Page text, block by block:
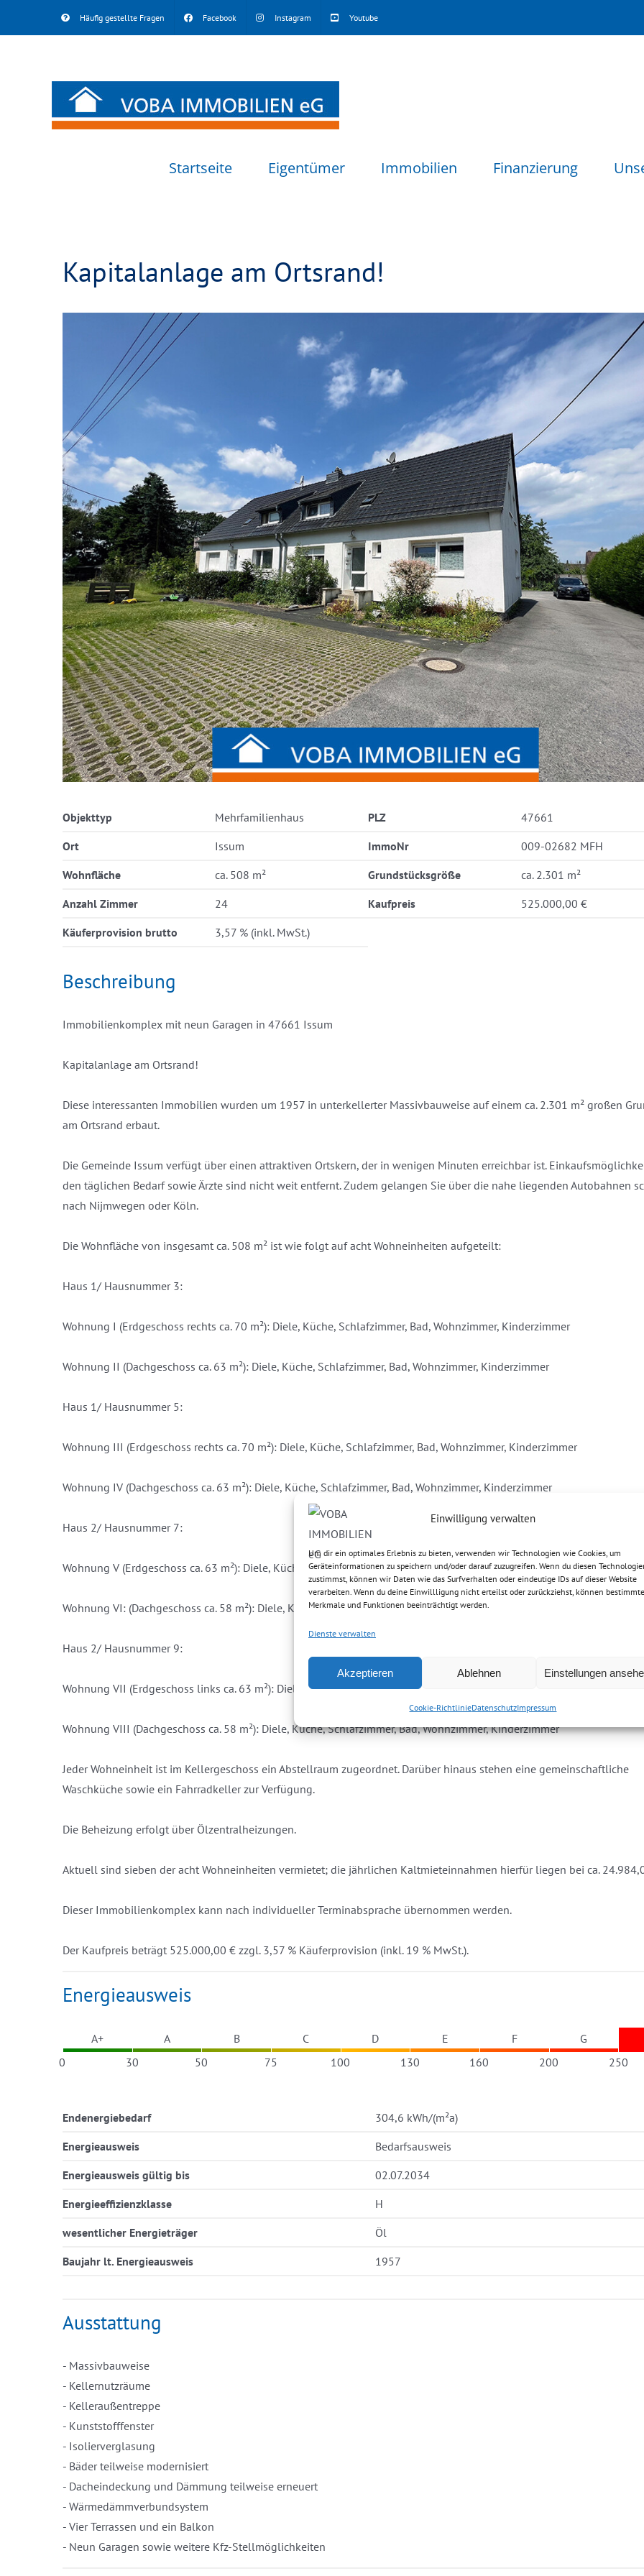
Einwilligung verwalten
Um dir ein optimales Erlebnis zu bieten, verwenden wir Technologien wie Cookies, um
Geräteinformationen zu speichern und/oder darauf zuzugreifen. Wenn du diesen
zustimmst, können wir Daten wie das Surfverhalten oder eindeutige IDs auf dieser Website
verarbeiten. Wenn du deine Einwillligung nicht erteilst oder zurückziehst, können bestimmte
Merkmale und Funktionen beeinträchtigt werden.
Dienste verwalten
Akzeptieren Ablehnen Einstellungen
Cookie-RichtlinieDatenschutzImpressum
Häufig gestellte Fragen Facebook Instagram Youtube
Startseite Eigentümer Immobilien Finanzierung
Kapitalanlage am Ortsrand!
Objekttyp Mehrfamilienhaus PLZ
47661
Ort
Issum ImmoNr
009-02682 MFH
Wohnfläche
ca. 508 m² Grundstücksgröße
ca. 2.301 m²
Anzahl Zimmer
24 Kaufpreis
525.000,00 €
Käuferprovision brutto
3,57 % (inkl. MwSt.)
Beschreibung
Immobilienkomplex mit neun Garagen in 47661 Issum
Kapitalanlage am Ortsrand!
Diese interessanten Immobilien wurden um 1957 in unterkellerter Massivbauweise auf einem ca. 2.301 m² großen
am Ortsrand erbaut.
Die Gemeinde Issum verfügt über einen attraktiven Ortskern, der in wenigen Minuten erreichbar ist.
den täglichen Bedarf sowie Ärzte sind nicht weit entfernt. Zudem gelangen Sie über die nahe liegenden Autobahnen
nach Nijmwegen oder Köln.
Die Wohnfläche von insgesamt ca. 508 m² ist wie folgt auf acht Wohneinheiten aufgeteilt:
Haus 1/ Hausnummer 3:
Wohnung I (Erdgeschoss rechts ca. 70 m²): Diele, Küche, Schlafzimmer, Bad, Wohnzimmer, Kinderzimmer
Wohnung II (Dachgeschoss ca. 63 m²): Diele, Küche, Schlafzimmer, Bad, Wohnzimmer, Kinderzimmer
Haus 1/ Hausnummer 5:
Wohnung III (Erdgeschoss rechts ca. 70 m²): Diele, Küche, Schlafzimmer, Bad, Wohnzimmer, Kinderzimmer
Wohnung IV (Dachgeschoss ca. 63 m²): Diele, Küche, Schlafzimmer, Bad, Wohnzimmer, Kinderzimmer
Haus 2/ Hausnummer 7:
Wohnung V (Erdgeschoss ca. 63 m²): Diele, Küche, Schlafzimmer, Bad, Wohnzimmer, Kinderzimmer
Wohnung VI: (Dachgeschoss ca. 58 m²): Diele, Küche, Schlafzimmer, Bad, Wohnzimmer, Kinderzimmer
Haus 2/ Hausnummer 9:
Wohnung VII (Erdgeschoss links ca. 63 m²): Diele, Küche, Schlafzimmer, Bad, Wohnzimmer, Kinderzimmer
Wohnung VIII (Dachgeschoss ca. 58 m²): Diele, Küche, Schlafzimmer, Bad, Wohnzimmer, Kinderzimmer
Jeder Wohneinheit ist im Kellergeschoss ein Abstellraum zugeordnet. Darüber hinaus stehen eine gemeinschaftliche
Waschküche sowie ein Fahrradkeller zur Verfügung.
Die Beheizung erfolgt über Ölzentralheizungen.
Aktuell sind sieben der acht Wohneinheiten vermietet; die jährlichen Kaltmieteinnahmen hierfür liegen bei ca.
Dieser Immobilienkomplex kann nach individueller Terminabsprache übernommen werden.
Der Kaufpreis beträgt 525.000,00 € zzgl. 3,57 % Käuferprovision (inkl. 19 % MwSt.).
Energieausweis
0
A+
30
A
50
B
75
C
100
D
130
E
160
F
200
G
250
Endenergiebedarf
304,6 kWh/(m²a)
Energieausweis
Bedarfsausweis
Energieausweis gültig bis
02.07.2034
Energieeffizienzklasse
H
wesentlicher Energieträger
Öl
Baujahr lt. Energieausweis
1957
Ausstattung
- Massivbauweise
- Kellernutzräume
- Kelleraußentreppe
- Kunststofffenster
- Isolierverglasung
- Bäder teilweise modernisiert
- Dacheindeckung und Dämmung teilweise erneuert
- Wärmedämmverbundsystem
- Vier Terrassen und ein Balkon
- Neun Garagen sowie weitere Kfz-Stellmöglichkeiten